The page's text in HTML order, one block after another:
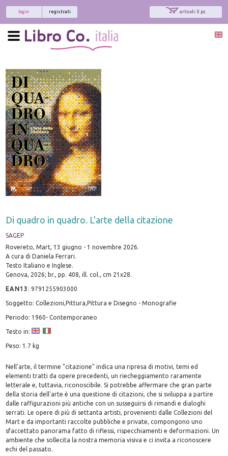
articoli: 0 pz.
registrati
login
Di quadro in quadro. L'arte della citazione
SAGEP
Rovereto, Mart, 13 giugno - 1 novembre 2026.
A cura di Daniela Ferrari.
Testo Italiano e Inglese.
Genova, 2026; br., pp. 408, ill. col., cm 21x28.
EAN13 :9791255903000
Soggetto: Collezioni,Pittura,Pittura e Disegno - Monografie
Periodo: 1960- Contemporaneo
Testo in:
Peso: 1.7 kg
Nell'arte, il termine "citazione" indica una ripresa di motivi, temi ed
elementi tratti da opere precedenti, un riecheggiamento raramente
letterale e, tuttavia, riconoscibile. Si potrebbe affermare che gran parte
della storia dell'arte è una questione di citazioni, che si sviluppa a partire
dalle raffigurazioni più antiche con un susseguirsi di rimandi e dialoghi
serrati. Le opere di più di settanta artisti, provenienti dalle Collezioni del
Mart e da importanti raccolte pubbliche e private, compongono uno
sfaccettato panorama fatto di riflessi, rispecchiamenti e deformazioni. Un
ambiente che sollecita la nostra memoria visiva e ci invita a riconoscere
echi del passato.